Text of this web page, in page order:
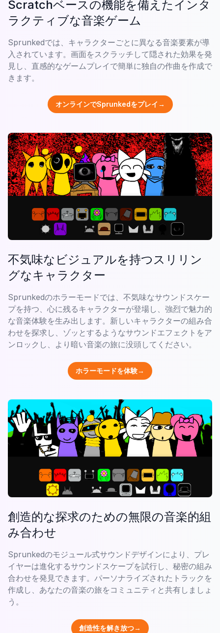
Scratchベースの機能を備えたインタ
ラクティブな音楽ゲーム
Sprunkedでは、キャラクターごとに異なる音楽要素が導
入されています。画面をスクラッチして隠された効果を発
見し、直感的なゲームプレイで簡単に独自の作曲を作成で
きます。
オンラインでSprunkedをプレイ→
不気味なビジュアルを持つスリリン
グなキャラクター
Sprunkedのホラーモードでは、不気味なサウンドスケー
プを持つ、心に残るキャラクターが登場し、強烈で魅力的
な音楽体験を生み出します。新しいキャラクターの組み合
わせを探求し、ゾッとするようなサウンドエフェクトをア
ンロックし、より暗い音楽の旅に没頭してください。
ホラーモードを体験→
創造的な探求のための無限の音楽的組
み合わせ
Sprunkedのモジュール式サウンドデザインにより、プレ
イヤーは進化するサウンドスケープを試行し、秘密の組み
合わせを発見できます。パーソナライズされたトラックを
作成し、あなたの音楽の旅をコミュニティと共有しましょ
う。
創造性を解き放つ→